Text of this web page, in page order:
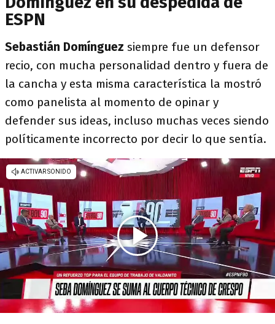
ESPN
Sebastián Domínguez siempre fue un defensor
recio, con mucha personalidad dentro y fuera de
la cancha y esta misma característica la mostró
como panelista al momento de opinar y
defender sus ideas, incluso muchas veces siendo
políticamente incorrecto por decir lo que sentía.